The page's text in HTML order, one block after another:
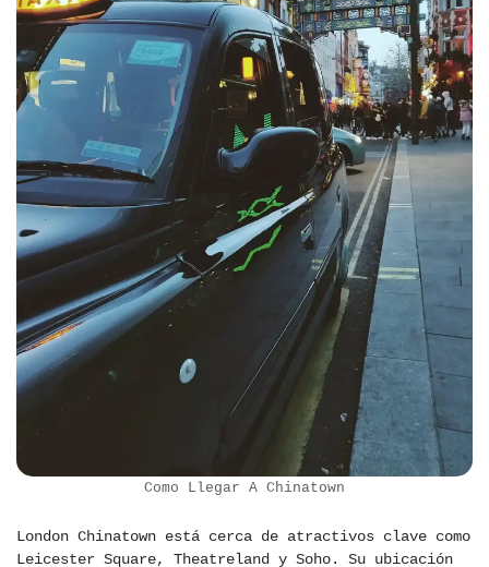
Como Llegar A Chinatown
London Chinatown está cerca de atractivos clave como
Leicester Square, Theatreland y Soho. Su ubicación